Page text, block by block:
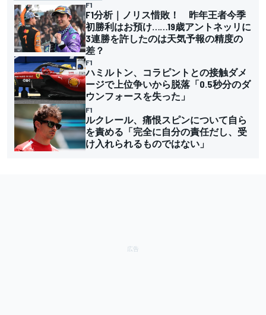
F1
F1分析｜ノリス惜敗！ 昨年王者今季
初勝利はお預け……19歳アントネッリに
3連勝を許したのは天気予報の精度の
差？
F1
ハミルトン、コラピントとの接触ダメ
ージで上位争いから脱落「0.5秒分のダ
ウンフォースを失った」
F1
ルクレール、痛恨スピンについて自ら
を責める「完全に自分の責任だし、受
け入れられるものではない」